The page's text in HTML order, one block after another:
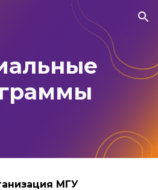
Skip to navigation
МГУ